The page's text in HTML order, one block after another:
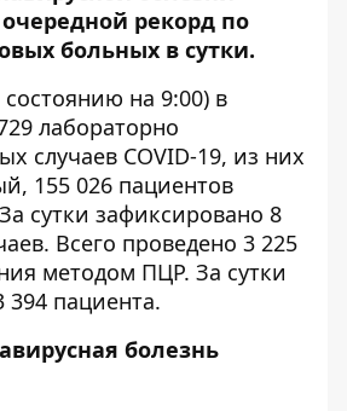
очередной рекорд по
больных в сутки.
на 9:00) в
лабораторно
случаев COVID-19, из них
155 026 пациентов
сутки зафиксировано 8
Всего проведено 3 225
методом ПЦР. За сутки
394 пациента.
болезнь